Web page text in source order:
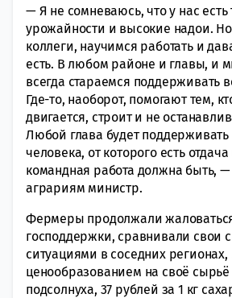
— Я не сомневаюсь, что у нас есть
урожайности и высокие надои.
коллеги, научимся работать и
есть. В любом районе и главы, и
всегда стараемся поддерживать
Где-то, наоборот, помогают тем,
двигается, строит и не
Любой глава будет поддерживать
человека, от которого есть
командная работа должна быть,
аграриям министр.
Фермеры продолжали
господдержки, сравнивали свои
ситуациями в соседних
ценообразованием на своё сырьё
подсолнуха, 37 рублей за 1 кг